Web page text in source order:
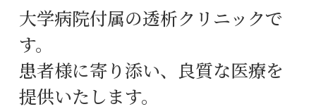
大学病院付属の透析クリニックで
す。
患者様に寄り添い、良質な医療を
提供いたします。